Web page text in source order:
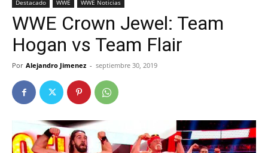
Destacado WWE WWE Noticias
WWE Crown Jewel: Team
Hogan vs Team Flair
Por Alejandro Jimenez - septiembre 30, 2019